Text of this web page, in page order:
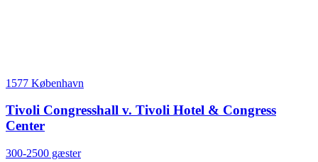
1577 København
Tivoli Congresshall v. Tivoli Hotel & Congress
Center
300-2500 gæster